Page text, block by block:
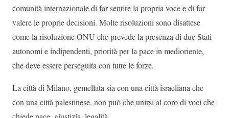
comunità internazionale di far sentire la propria voce e di far
valere le proprie decisioni. Molte risoluzioni sono disattese
come la risoluzione ONU che prevede la presenza di due Stati
autonomi e indipendenti, priorità per la pace in medioriente,
che deve essere perseguita con tutte le forze.
La città di Milano, gemellata sia con una città israeliana che
con una città palestinese, non può che unirsi al coro di voci che